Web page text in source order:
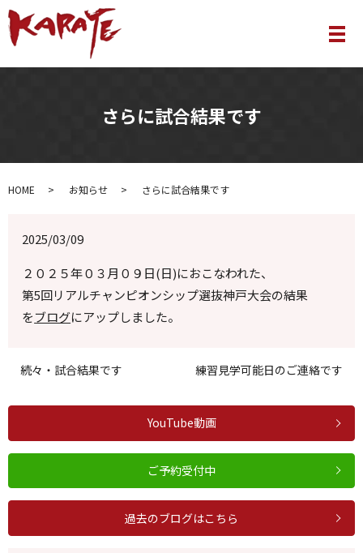
メ
さらに試合結果です
HOME お知らせ さらに試合結果です
2025/03/09
２０２５年０３月０９日(日)におこなわれた、
第5回リアルチャンピオンシップ選抜神戸大会の結果
をブログにアップしました。
続々・試合結果です 練習見学可能日のご連絡です
YouTube動画
ご予約受付中
過去のブログはこちら